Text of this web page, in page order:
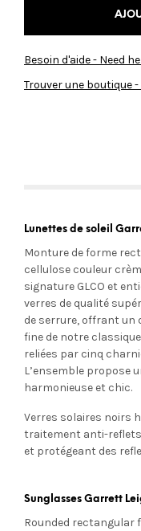
Besoin d'aide - Need
Trouver une boutique
Lunettes de soleil
Monture de forme
cellulose couleur
signature GLCO et
verres de qualité
de serrure, offrant un
fine de notre
reliées par cinq
L’ensemble propose
harmonieuse et chic.
Verres solaires noirs
traitement anti-
et protégeant des
Sunglasses Garrett
Rounded